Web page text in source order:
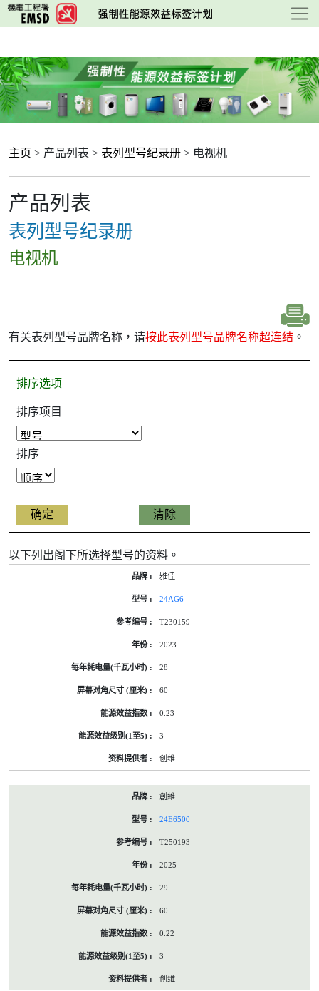
跳
至
要
内
容
主页 > 产品列表 > 表列型号纪录册 > 电视机
产品列表
表列型号纪录册
电视机
有关表列型号品牌名称，请按此表列型号品牌名称超连结 。
排序选项
排序项目
排序
以下列出阁下所选择型号的资料。
雅佳
24AG6
T230159
2023
28
60
0.23
3
创维
創維
24E6500
T250193
2025
29
60
0.22
3
创维